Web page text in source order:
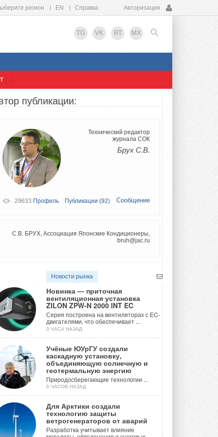
регион EN Справка Авторизация
TG VK RT MX
EN
публикации:
Технический редактор
журнала СОК
Брух С.В.
Сообщение
29633 Профиль Публикации (92)
С.В. БРУХ, Ассоциация Японские Кондиционеры,
bruh@jac.ru
Новости рынка
Новинка — приточная
вентиляционная установка
ZILON ZPW-N 2000 INT EC
Серия построена на вентиляторах с EC-
двигателями, что обеспечивает ...
3 ЧАСА НАЗАД
Учёные ЮУрГУ создали
каскадную установку,
объединяющую солнечную и
геотермальную энергию
Природосберегающие технологии ...
5 ЧАСОВ НАЗАД
Для Арктики создали
технологию защиты
ветрогенераторов от аварий
Разработка учитывает влияние